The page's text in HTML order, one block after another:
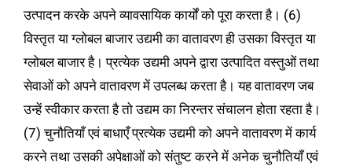
उत्पादन करके अपने व्यावसायिक कार्यों को पूरा करता है। (6)
विस्तृत या ग्लोबल बाजार उद्यमी का वातावरण ही उसका विस्तृत या
ग्लोबल बाजार है। प्रत्येक उद्यमी अपने द्वारा उत्पादित वस्तुओं तथा
सेवाओं को अपने वातावरण में उपलब्ध करता है। यह वातावरण जब
उन्हें स्वीकार करता है तो उद्यम का निरन्तर संचालन होता रहता है।
(7) चुनौतियाँ एवं बाधाएँ प्रत्येक उद्यमी को अपने वातावरण में कार्य
करने तथा उसकी अपेक्षाओं को संतुष्ट करने में अनेक चुनौतियाँ एवं